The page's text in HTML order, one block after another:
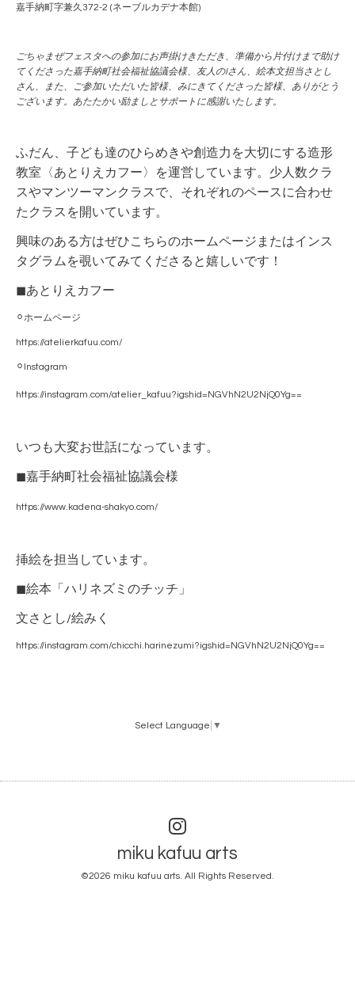
嘉手納町字兼久372-2 (ネーブルカデナ本館)
ごちゃまぜフェスタへの参加にお声掛けきただき、準備から片付けまで助け
てくださった嘉手納町社会福祉協議会様、友人のIさん、絵本文担当さとし
さん、また、ご参加いただいた皆様、みにきてくださった皆様、ありがとう
ございます。 あたたかい励ましとサポートに感謝いたします。
ふだん、子ども達のひらめきや創造力を大切にする造形
教室〈あとりえカフー〉を運営しています。少人数クラ
スやマンツーマンクラスで、それぞれのペースに合わせ
たクラスを開いています。
興味のある方はぜひこちらのホームページまたはインス
タグラムを覗いてみてくださると嬉しいです！
◼︎あとりえカフー
⚪︎ホームページ
https://atelierkafuu.com/
⚪︎Instagram
https://instagram.com/atelier_kafuu?igshid=NGVhN2U2NjQ0Yg==
いつも大変お世話になっています。
◼︎嘉手納町社会福祉協議会様
https://www.kadena-shakyo.com/
挿絵を担当しています。
◼︎絵本「ハリネズミのチッチ」
文さとし/絵みく
https://instagram.com/chicchi.harinezumi?igshid=NGVhN2U2NjQ0Yg==
Select Language ▼
miku kafuu arts
©2026 miku kafuu arts. All Rights Reserved.